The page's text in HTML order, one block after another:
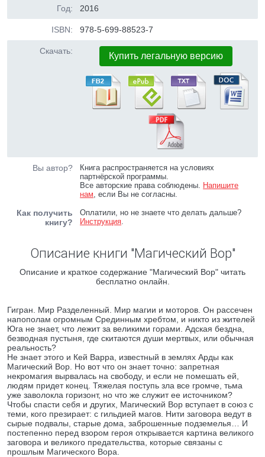
Год: 2016
ISBN: 978-5-699-88523-7
Скачать: Купить легальную версию
Вы автор?
Книга распространяется на условиях
партнёрской программы.
Все авторские права соблюдены. Напишите
нам, если Вы не согласны.
Как получить
книгу?
Оплатили, но не знаете что делать дальше?
Инструкция.
Описание книги "Магический Вор"
Описание и краткое содержание "Магический Вор" читать
бесплатно онлайн.
Гигран. Мир Разделенный. Мир магии и моторов. Он рассечен
напополам огромным Срединным хребтом, и никто из жителей
Юга не знает, что лежит за великими горами. Адская бездна,
безводная пустыня, где скитаются души мертвых, или обычная
реальность?
Не знает этого и Кей Варра, известный в землях Арды как
Магический Вор. Но вот что он знает точно: запретная
некромагия вырвалась на свободу, и если не помешать ей,
людям придет конец. Тяжелая поступь зла все громче, тьма
уже заволокла горизонт, но что же служит ее источником?
Чтобы спасти себя и других, Магический Вор вступает в союз с
теми, кого презирает: с гильдией магов. Нити заговора ведут в
сырые подвалы, старые дома, заброшенные подземелья… И
постепенно перед взором героя открывается картина великого
заговора и великого предательства, которые связаны с
прошлым Магического Вора.